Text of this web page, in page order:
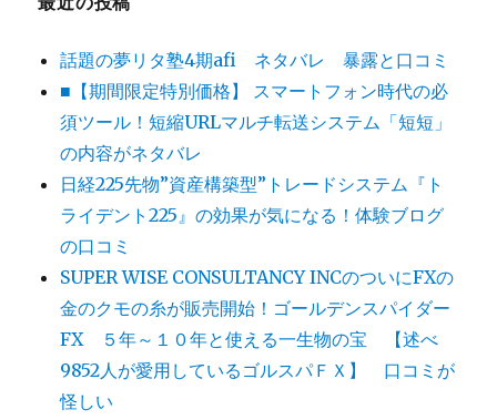
話題の夢リタ塾4期afi ネタバレ 暴露と口コミ
■【期間限定特別価格】 スマートフォン時代の必
須ツール！短縮URLマルチ転送システム「短短」
の内容がネタバレ
日経225先物”資産構築型”トレードシステム『ト
ライデント225』の効果が気になる！体験ブログ
の口コミ
SUPER WISE CONSULTANCY INCのついにFXの
金のクモの糸が販売開始！ゴールデンスパイダー
FX ５年～１０年と使える一生物の宝 【述べ
9852人が愛用しているゴルスパＦＸ】 口コミが
怪しい